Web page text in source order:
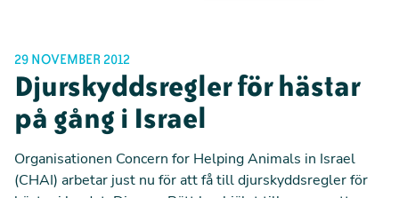
29 NOVEMBER 2012
Djurskyddsregler för hästar
på gång i Israel
Organisationen Concern for Helping Animals in Israel
(CHAI) arbetar just nu för att få till djurskyddsregler för